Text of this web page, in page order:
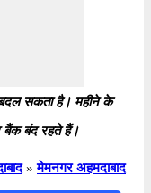
सकता है। महीने के
बैंक बंद रहते हैं।
» मेमनगर अहमदाबाद